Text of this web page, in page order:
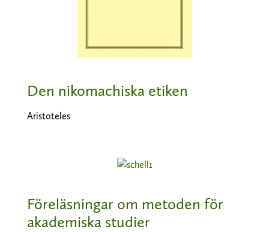
Den nikomachiska etiken
Aristoteles
Föreläsningar om metoden för
akademiska studier